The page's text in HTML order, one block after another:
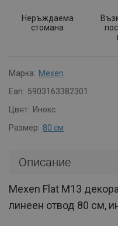
Неръждаема
стомана
Марка: Mexen
Ean: 5903163382301
Цвят: Инокс
Размер: 80 см
Описание
Mexen Flat M13
линеен отвод 80 см,